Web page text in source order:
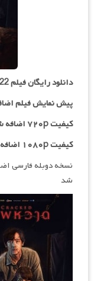
دانلود رایگان فیلم
پیش نمایش فیلم
کیفیت ۷۲۰p اضافه شد
کیفیت ۱۰۸۰p اضافه شد
نسخه دوبله فارسی
شد